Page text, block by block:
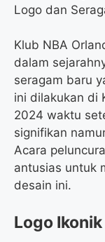
Logo dan
Klub NBA
dalam
seragam baru
ini dilakukan di
2024 waktu
signifikan
Acara
antusias untuk
desain ini.
Logo